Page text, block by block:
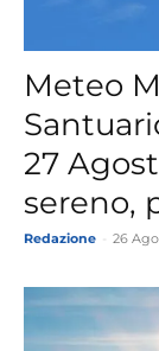
Meteo
27
sereno,
Redazione 26